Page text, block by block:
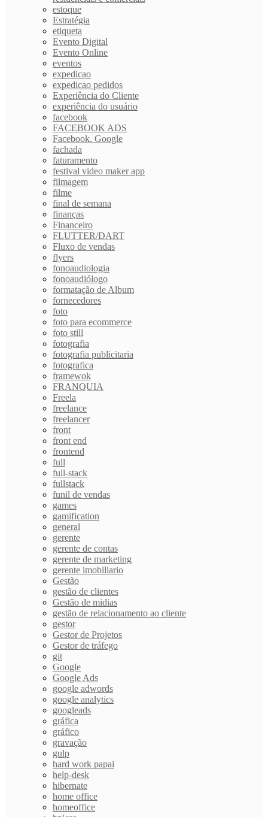
estoque
Estratégia
etiqueta
Evento Digital
Evento Online
eventos
expedicao
expedicao pedidos
Experiência do Cliente
experiência do usuário
facebook
FACEBOOK ADS
Facebook. Google
fachada
faturamento
festival video maker app
filmagem
filme
final de semana
finanças
Financeiro
FLUTTER/DART
Fluxo de vendas
flyers
fonoaudiologia
fonoaudiólogo
formatação de Album
fornecedores
foto
foto para ecommerce
foto still
fotografia
fotografia publicitaria
fotografica
framewok
FRANQUIA
Freela
freelance
freelancer
front
front end
frontend
full
full-stack
fullstack
funil de vendas
games
gamification
general
gerente
gerente de contas
gerente de marketing
gerente imobiliario
Gestão
gestão de clientes
Gestão de midias
gestão de relacionamento ao cliente
gestor
Gestor de Projetos
Gestor de tráfego
git
Google
Google Ads
google adwords
google analytics
googleads
gráfica
gráfico
gravação
gulp
hard work papai
help-desk
hibernate
home office
homeoffice